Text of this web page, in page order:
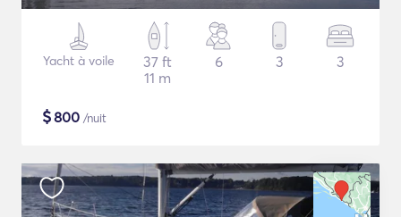
Yacht à voile
37 ft
11 m
6 3 3
$800 /nuit